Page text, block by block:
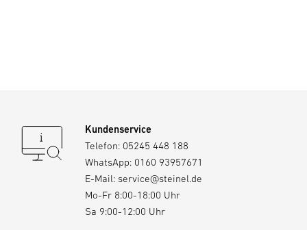
Kundenservice
Telefon: 05245 448 188
WhatsApp: 0160 93957671
E-Mail: service@steinel.de
Mo-Fr 8:00-18:00 Uhr
Sa 9:00-12:00 Uhr